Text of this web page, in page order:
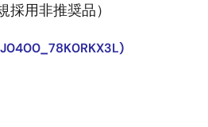
用非推奨品）